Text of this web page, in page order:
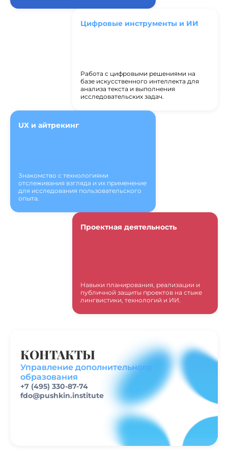
Цифровые инструменты и ИИ
Работа с цифровыми решениями на
базе искусственного интеллекта для
анализа текста и выполнения
исследовательских задач.
UX и айтрекинг
Знакомство с технологиями
отслеживания взгляда и их применение
для исследования пользовательского
опыта.
Проектная деятельность
Навыки планирования, реализации и
публичной защиты проектов на стыке
лингвистики, технологий и ИИ.
КОНТАКТЫ
Управление дополнительного
образования
+7 (495) 330-87-74
fdo@pushkin.institute